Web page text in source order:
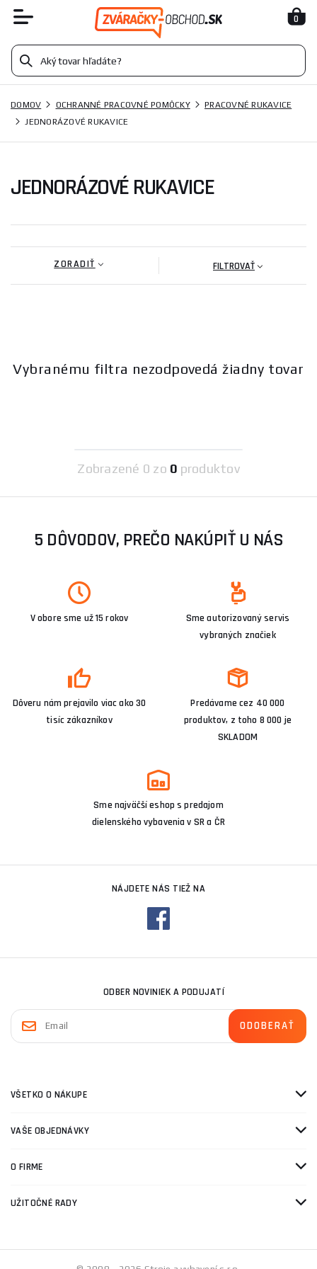
0
DOMOV OCHRANNÉ PRACOVNÉ POMÔCKY
PRACOVNÉ RUKAVICE
JEDNORÁZOVÉ RUKAVICE
JEDNORÁZOVÉ RUKAVICE
ZORADIŤ FILTROVAŤ
Vybranému filtra nezodpovedá žiadny tovar
Zobrazené 0 zo 0 produktov
5 DÔVODOV, PREČO NAKÚPIŤ U NÁS
V obore sme už 15 rokov
Sme autorizovaný servis
vybraných značiek
Dôveru nám prejavilo viac ako 30
tisíc zákazníkov
Predávame cez 40 000
produktov, z toho 8 000 je
SKLADOM
Sme najväčší eshop s predajom
dielenského vybavenia v SR a ČR
NÁJDETE NÁS TIEŽ NA
ODBER NOVINIEK A PODUJATÍ
VŠETKO O NÁKUPE
VAŠE OBJEDNÁVKY
O FIRME
UŽITOČNÉ RADY